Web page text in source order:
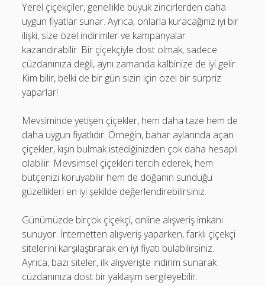
Yerel çiçekçiler, genellikle büyük zincirlerden daha
uygun fiyatlar sunar. Ayrıca, onlarla kuracağınız iyi bir
ilişki, size özel indirimler ve kampanyalar
kazandırabilir. Bir çiçekçiyle dost olmak, sadece
cüzdanınıza değil, aynı zamanda kalbinize de iyi gelir.
Kim bilir, belki de bir gün sizin için özel bir sürpriz
yaparlar!
Mevsiminde yetişen çiçekler, hem daha taze hem de
daha uygun fiyatlıdır. Örneğin, bahar aylarında açan
çiçekler, kışın bulmak istediğinizden çok daha hesaplı
olabilir. Mevsimsel çiçekleri tercih ederek, hem
bütçenizi koruyabilir hem de doğanın sunduğu
güzellikleri en iyi şekilde değerlendirebilirsiniz.
Günümüzde birçok çiçekçi, online alışveriş imkanı
sunuyor. İnternetten alışveriş yaparken, farklı çiçekçi
sitelerini karşılaştırarak en iyi fiyatı bulabilirsiniz.
Ayrıca, bazı siteler, ilk alışverişte indirim sunarak
cüzdanınıza dost bir yaklaşım sergileyebilir.